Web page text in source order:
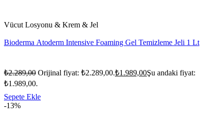
Vücut Losyonu & Krem & Jel
Bioderma Atoderm Intensive Foaming Gel Temizleme Jeli 1 Lt
₺2.289,00 Orijinal fiyat: ₺2.289,00.₺1.989,00Şu andaki fiyat:
₺1.989,00.
Sepete Ekle
-13%